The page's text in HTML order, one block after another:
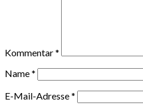
Kommentar*
Name*
E-Mail-Adresse*